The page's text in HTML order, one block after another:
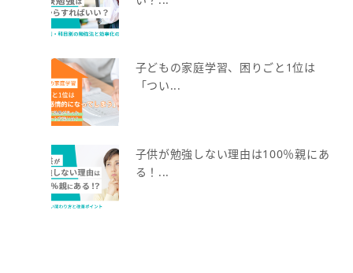
子どもの家庭学習、困りごと1位は
「つい...
子供が勉強しない理由は100％親にあ
る！...